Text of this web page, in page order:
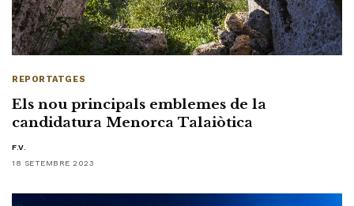
REPORTATGES
Els nou principals emblemes de la
candidatura Menorca Talaiòtica
F.V.
18 SETEMBRE 2023